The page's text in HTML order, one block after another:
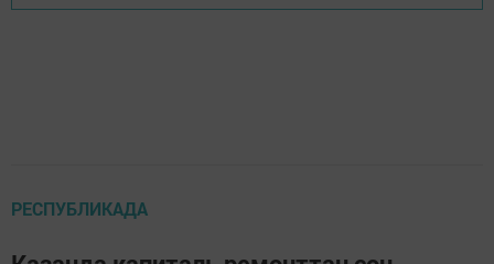
РЕСПУБЛИКАДА